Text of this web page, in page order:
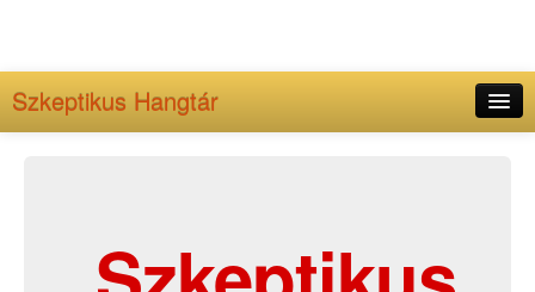
Szkeptikus Hangtár